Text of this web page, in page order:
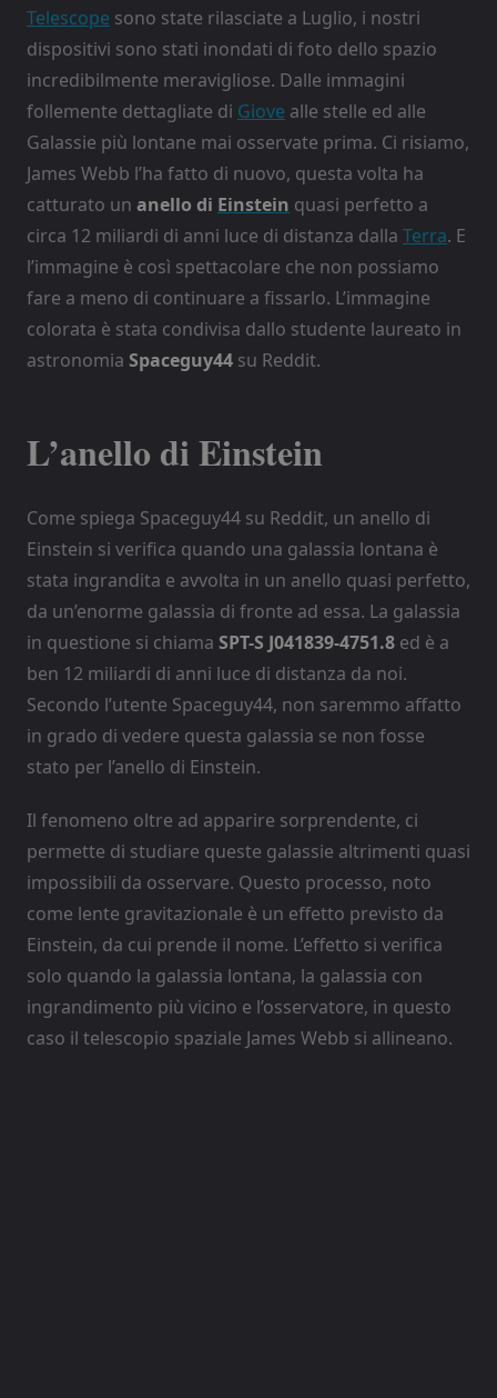
Telescope sono state rilasciate a Luglio, i nostri
dispositivi sono stati inondati di foto dello spazio
incredibilmente meravigliose. Dalle immagini
follemente dettagliate di Giove alle stelle ed alle
Galassie più lontane mai osservate prima. Ci risiamo,
James Webb l’ha fatto di nuovo, questa volta ha
catturato un anello di Einstein quasi perfetto a
circa 12 miliardi di anni luce di distanza dalla Terra. E
l’immagine è così spettacolare che non possiamo
fare a meno di continuare a fissarlo. L’immagine
colorata è stata condivisa dallo studente laureato in
astronomia Spaceguy44 su Reddit.
L’anello di Einstein
Come spiega Spaceguy44 su Reddit, un anello di
Einstein si verifica quando una galassia lontana è
stata ingrandita e avvolta in un anello quasi perfetto,
da un’enorme galassia di fronte ad essa. La galassia
in questione si chiama SPT-S J041839-4751.8 ed è a
ben 12 miliardi di anni luce di distanza da noi.
Secondo l’utente Spaceguy44, non saremmo affatto
in grado di vedere questa galassia se non fosse
stato per l’anello di Einstein.
Il fenomeno oltre ad apparire sorprendente, ci
permette di studiare queste galassie altrimenti quasi
impossibili da osservare. Questo processo, noto
come lente gravitazionale è un effetto previsto da
Einstein, da cui prende il nome. L’effetto si verifica
solo quando la galassia lontana, la galassia con
ingrandimento più vicino e l’osservatore, in questo
caso il telescopio spaziale James Webb si allineano.